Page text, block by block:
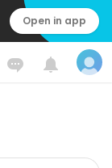
Open in app